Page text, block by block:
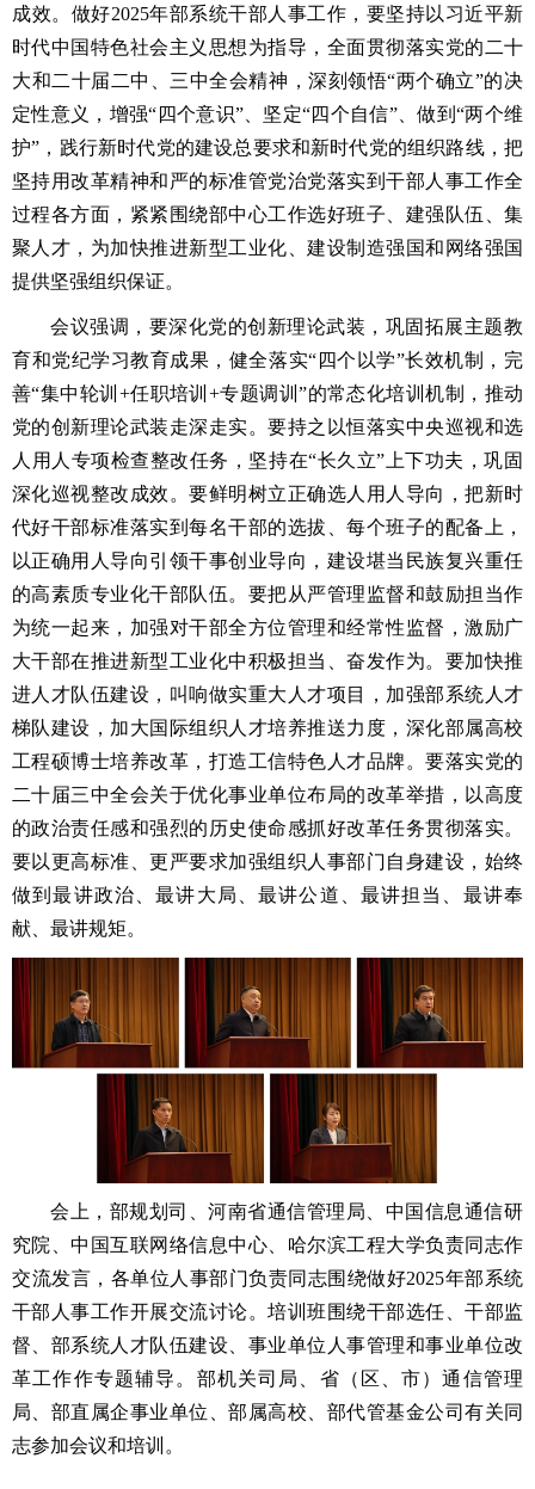
成效。做好2025年部系统干部人事工作，要坚持以习近平新
时代中国特色社会主义思想为指导，全面贯彻落实党的二十
大和二十届二中、三中全会精神，深刻领悟“两个确立”的决
定性意义，增强“四个意识”、坚定“四个自信”、做到“两个维
护”，践行新时代党的建设总要求和新时代党的组织路线，把
坚持用改革精神和严的标准管党治党落实到干部人事工作全
过程各方面，紧紧围绕部中心工作选好班子、建强队伍、集
聚人才，为加快推进新型工业化、建设制造强国和网络强国
提供坚强组织保证。
会议强调，要深化党的创新理论武装，巩固拓展主题教
育和党纪学习教育成果，健全落实“四个以学”长效机制，完
善“集中轮训+任职培训+专题调训”的常态化培训机制，推动
党的创新理论武装走深走实。要持之以恒落实中央巡视和选
人用人专项检查整改任务，坚持在“长久立”上下功夫，巩固
深化巡视整改成效。要鲜明树立正确选人用人导向，把新时
代好干部标准落实到每名干部的选拔、每个班子的配备上，
以正确用人导向引领干事创业导向，建设堪当民族复兴重任
的高素质专业化干部队伍。要把从严管理监督和鼓励担当作
为统一起来，加强对干部全方位管理和经常性监督，激励广
大干部在推进新型工业化中积极担当、奋发作为。要加快推
进人才队伍建设，叫响做实重大人才项目，加强部系统人才
梯队建设，加大国际组织人才培养推送力度，深化部属高校
工程硕博士培养改革，打造工信特色人才品牌。要落实党的
二十届三中全会关于优化事业单位布局的改革举措，以高度
的政治责任感和强烈的历史使命感抓好改革任务贯彻落实。
要以更高标准、更严要求加强组织人事部门自身建设，始终
做到最讲政治、最讲大局、最讲公道、最讲担当、最讲奉
献、最讲规矩。
会上，部规划司、河南省通信管理局、中国信息通信研
究院、中国互联网络信息中心、哈尔滨工程大学负责同志作
交流发言，各单位人事部门负责同志围绕做好2025年部系统
干部人事工作开展交流讨论。培训班围绕干部选任、干部监
督、部系统人才队伍建设、事业单位人事管理和事业单位改
革工作作专题辅导。部机关司局、省（区、市）通信管理
局、部直属企事业单位、部属高校、部代管基金公司有关同
志参加会议和培训。